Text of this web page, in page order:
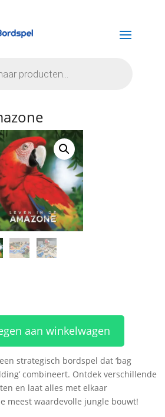
aan winkelwagen
strategisch bordspel dat ‘bag
combineert. Ontdek verschillende
en laat alles met elkaar
meest waardevolle jungle bouwt!